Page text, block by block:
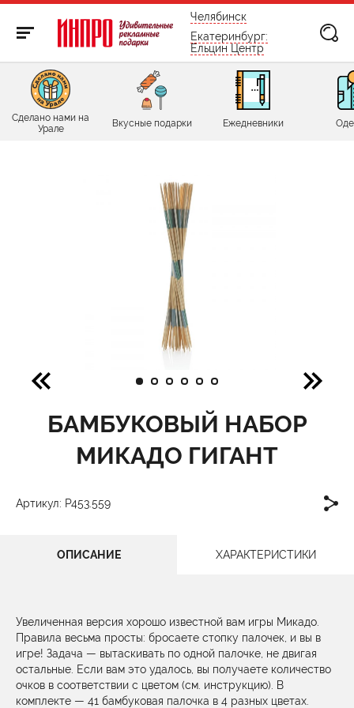
бесплатно по России
Челябинск
Екатеринбург:
Ельцин Центр
Сделано нами на
Урале
Вкусные подарки Ежедневники
БАМБУКОВЫЙ НАБОР
МИКАДО ГИГАНТ
Артикул: P453.559
ОПИСАНИЕ ХАРАКТЕРИСТИКИ
Увеличенная версия хорошо известной вам игры Микадо.
Правила весьма просты: бросаете стопку палочек, и вы в
игре! Задача — вытаскивать по одной палочке, не двигая
остальные. Если вам это удалось, вы получаете количество
очков в соответствии с цветом (см. инструкцию). В
комплекте — 41 бамбуковая палочка в 4 разных цветах.